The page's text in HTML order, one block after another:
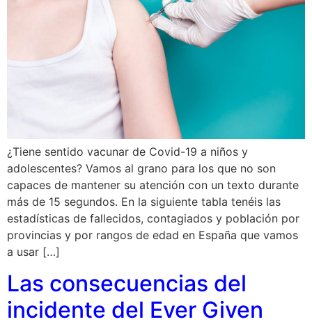
¿Tiene sentido vacunar de Covid-19 a niños y
adolescentes? Vamos al grano para los que no son
capaces de mantener su atención con un texto durante
más de 15 segundos. En la siguiente tabla tenéis las
estadísticas de fallecidos, contagiados y población por
provincias y por rangos de edad en España que vamos
a usar […]
Las consecuencias del
incidente del Ever Given